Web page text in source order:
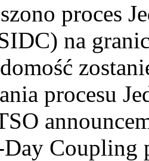
proces
na
procesu
Coupling